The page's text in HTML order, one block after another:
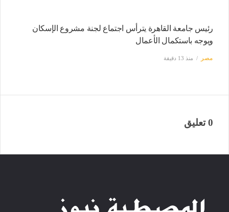
رئيس جامعة القاهرة يترأس اجتماع لجنة مشروع الإسكان
ويوجه باستكمال الأعمال
مصر منذ 13 دقيقة
0 تعليق